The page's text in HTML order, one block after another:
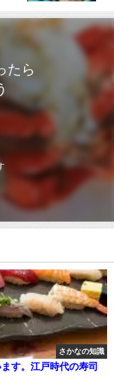
たら
さかなの知識
す。江戸時代の寿司